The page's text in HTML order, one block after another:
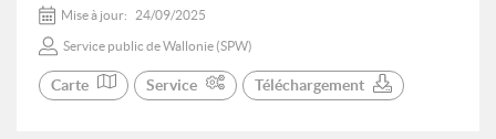
Mise à jour: 24/09/2025
Service public de Wallonie (SPW)
Carte Service Téléchargement